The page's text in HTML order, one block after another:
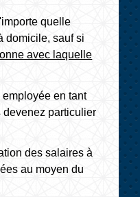
quelle
domicile, sauf si
avec laquelle
en tant
particulier
des salaires à
au moyen du